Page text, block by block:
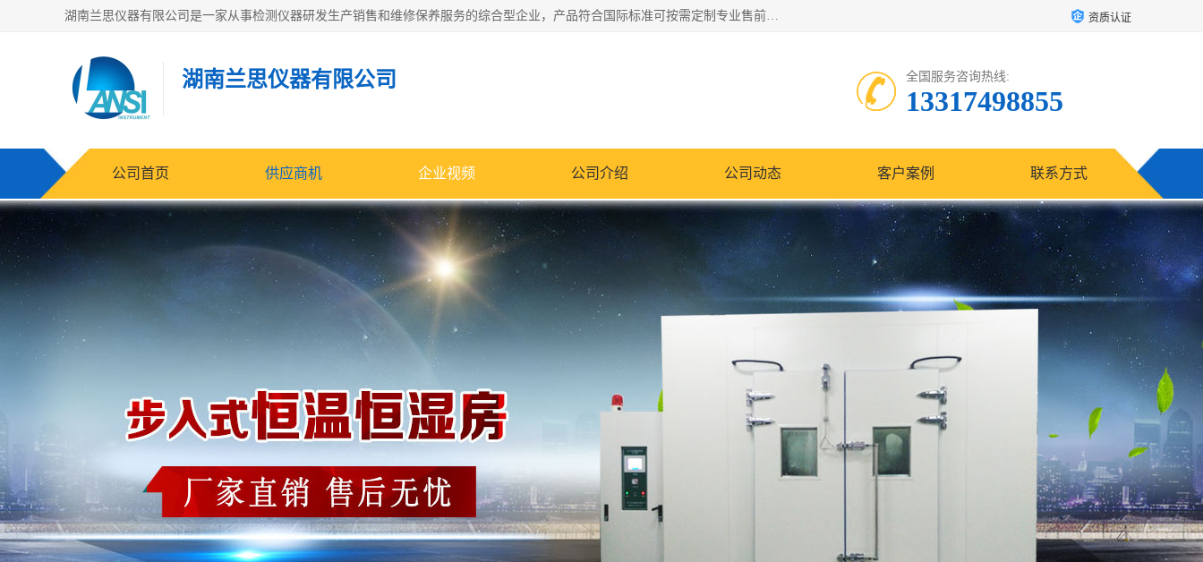
湖南兰思仪器有限公司是一家从事检测仪器研发生产销售和维修保养服务的综合型企业，产品符合国际标准可按需定制专业售前售后工程师，主要有门窗性能体验箱、门窗隔音展示箱、恒温恒湿试验箱、步入式恒温恒湿房、高低温试验箱、老化试验箱、老化试验房、恒温恒湿培养箱、水泥标准养护试验箱、电热鼓风干燥试验箱、真空干燥箱、工业烤箱、盐雾腐蚀试验箱等。 资质认证
湖南兰思仪器有限公司 全国服务咨询热线:
13317498855
公司首页 供应商机 企业视频 公司介绍 公司动态 客户案例 联系方式